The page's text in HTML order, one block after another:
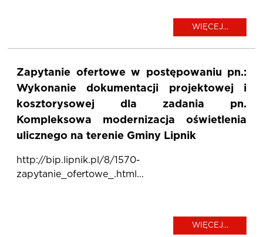
WIĘCEJ...
Zapytanie ofertowe w postępowaniu pn.:
Wykonanie dokumentacji projektowej i
kosztorysowej dla zadania pn.
Kompleksowa modernizacja oświetlenia
ulicznego na terenie Gminy Lipnik
http://bip.lipnik.pl/8/1570-
zapytanie_ofertowe_.html...
WIĘCEJ...